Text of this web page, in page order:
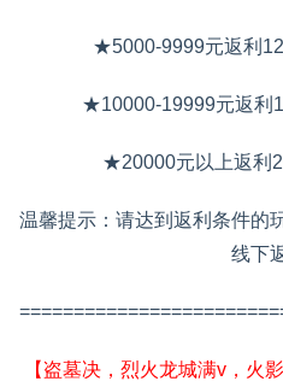
★5000-9999元返利
★10000-19999元返利
★20000元以上返利
温馨提示：请达到返利条件的
线下
【盗墓决，烈火龙城满v，火